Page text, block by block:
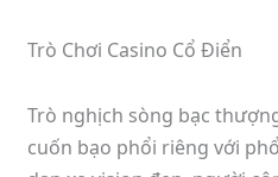
Trò Chơi Casino Cổ Điển
Trò nghịch sòng bạc
cuốn bạo phổi riêng với